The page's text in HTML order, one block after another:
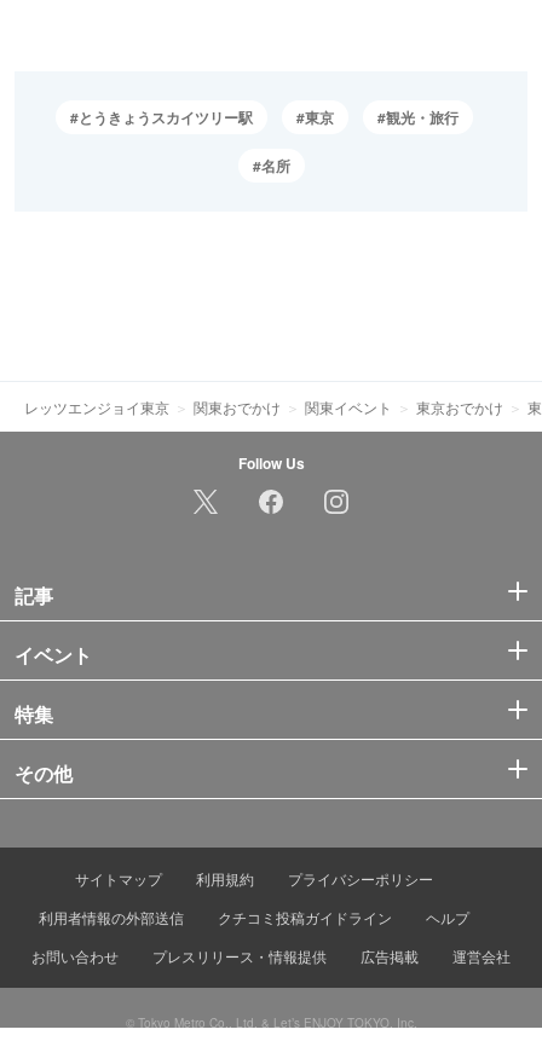
とうきょうスカイツリー駅 東京 観光・旅行
名所
レッツエンジョイ東京 関東おでかけ 関東イベント 東京おでかけ
Follow Us
記事
イベント
特集
その他
サイトマップ 利用規約
プライバシーポリシー
利用者情報の外部送信
クチコミ投稿ガイドライン
ヘルプ
お問い合わせ
プレスリリース・情報提供 広告掲載 運営会社
© Tokyo Metro Co., Ltd. & Let’s ENJOY TOKYO, Inc.